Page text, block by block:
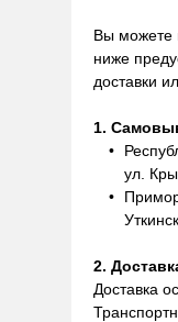
Вы можете
ниже
доставки
1.
ул.
2.
Доставка